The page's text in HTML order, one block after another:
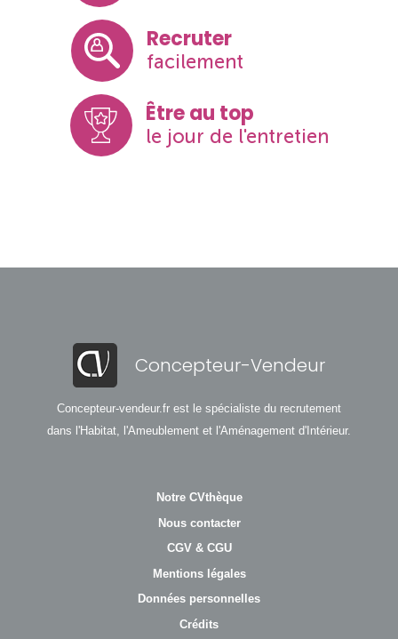
Recruter
facilement
Être au top
le jour de l'entretien
Concepteur-Vendeur
Concepteur-vendeur.fr est le spécialiste du recrutement
dans l'Habitat, l'Ameublement et l'Aménagement d'Intérieur.
Notre CVthèque
Nous contacter
CGV & CGU
Mentions légales
Données personnelles
Crédits